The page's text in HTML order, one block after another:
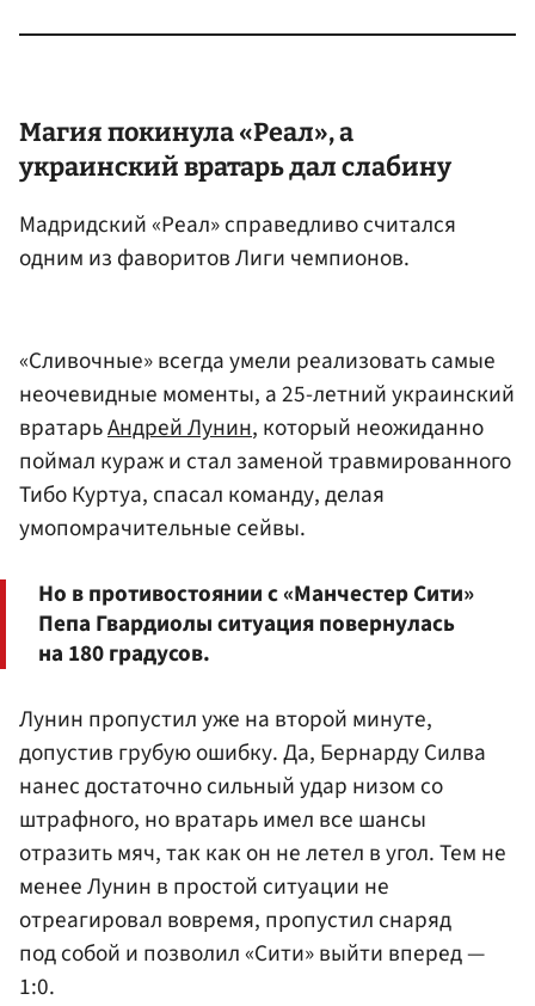
Магия покинула «Реал», а
украинский вратарь дал слабину
Мадридский «Реал» справедливо считался
одним из фаворитов Лиги чемпионов.
«Сливочные» всегда умели реализовать самые
неочевидные моменты, а 25-летний украинский
вратарьАндрей Лунин, который неожиданно
поймал кураж и стал заменой травмированного
Тибо Куртуа, спасал команду, делая
умопомрачительные сейвы.
Но в противостоянии с «Манчестер Сити»
Пепа Гвардиолы ситуация повернулась
на 180 градусов.
Лунин пропустил уже на второй минуте,
допустив грубую ошибку. Да, Бернарду Силва
нанес достаточно сильный удар низом со
штрафного, но вратарь имел все шансы
отразить мяч, так как он не летел в угол. Тем не
менее Лунин в простой ситуации не
отреагировал вовремя, пропустил снаряд
под собой и позволил «Сити» выйти вперед —
1:0.